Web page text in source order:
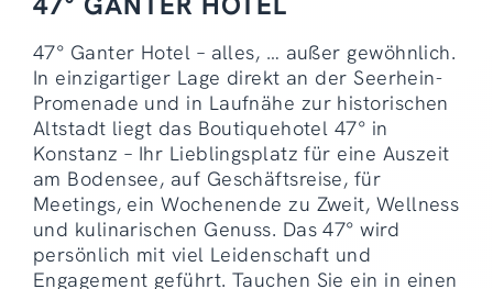
47° Ganter Hotel – alles, … außer gewöhnlich.
In einzigartiger Lage direkt an der Seerhein-
Promenade und in Laufnähe zur historischen
Altstadt liegt das Boutiquehotel 47° in
Konstanz – Ihr Lieblingsplatz für eine Auszeit
am Bodensee, auf Geschäftsreise, für
Meetings, ein Wochenende zu Zweit, Wellness
und kulinarischen Genuss. Das 47° wird
persönlich mit viel Leidenschaft und
Engagement geführt. Tauchen Sie ein in einen